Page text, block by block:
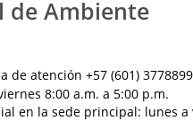
de Ambiente
de atención +57 (601) 3778899
8:00 a.m. a 5:00 p.m.
en la sede principal: lunes